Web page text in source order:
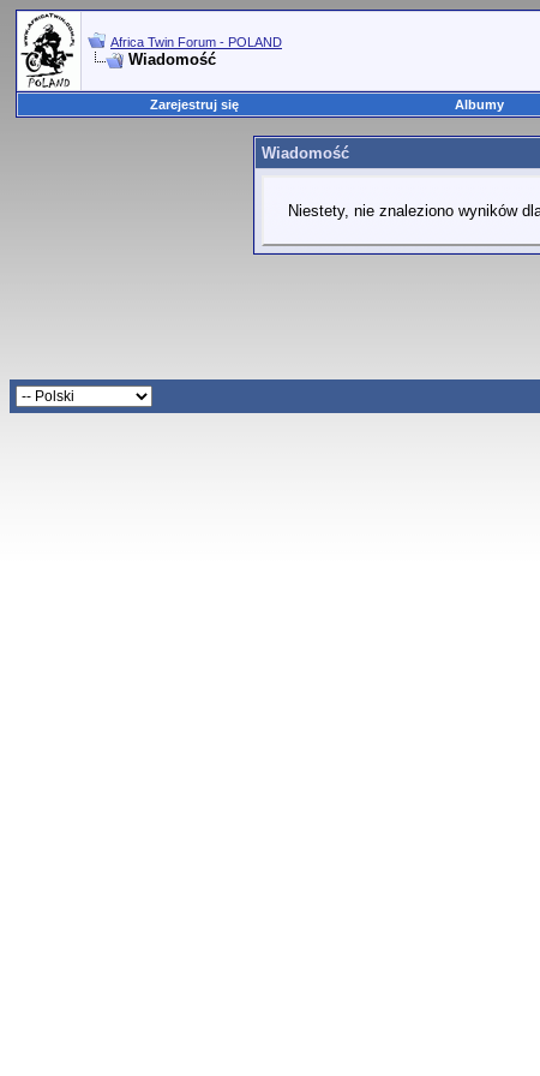
Africa Twin Forum - POLAND
Wiadomość
Zarejestruj się Albumy
Wiadomość
Niestety, nie znaleziono wyników